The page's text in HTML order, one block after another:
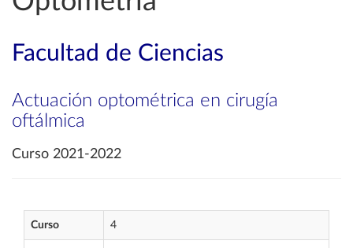
Facultad de Ciencias
Actuación optométrica en cirugía
oftálmica
Curso 2021-2022
Curso 4